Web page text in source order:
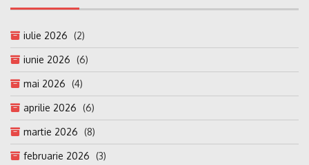
iulie 2026 (2)
iunie 2026 (6)
mai 2026 (4)
aprilie 2026 (6)
martie 2026 (8)
februarie 2026 (3)